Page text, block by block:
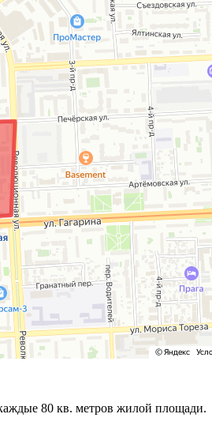
80 кв. метров жилой площади.